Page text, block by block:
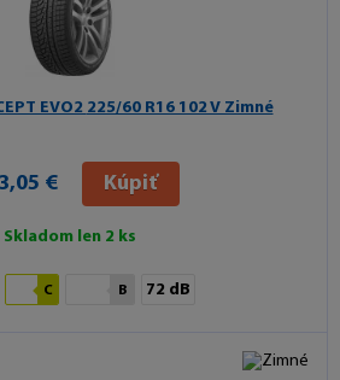
EVO2 225/60 R16 102 V Zimné
€ Kúpiť
Skladom len 2 ks
C B 72 dB